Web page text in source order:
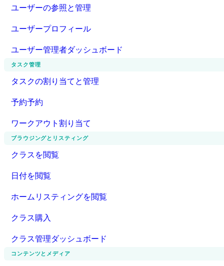
ユーザーの参照と管理
ユーザープロフィール
ユーザー管理者ダッシュボード
タスク管理
タスクの割り当てと管理
予約予約
ワークアウト割り当て
ブラウジングとリスティング
クラスを閲覧
日付を閲覧
ホームリスティングを閲覧
クラス購入
クラス管理ダッシュボード
コンテンツとメディア